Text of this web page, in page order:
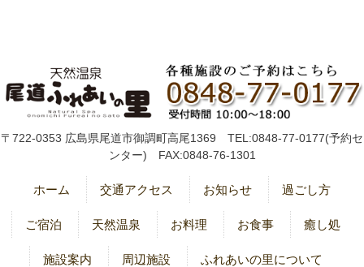
〒722-0353 広島県尾道市御調町高尾1369 TEL:0848-77-0177(予約セ
ンター) FAX:0848-76-1301
ホーム 交通アクセス お知らせ 過ごし方
ご宿泊 天然温泉 お料理 お食事 癒し処
施設案内 周辺施設 ふれあいの里について